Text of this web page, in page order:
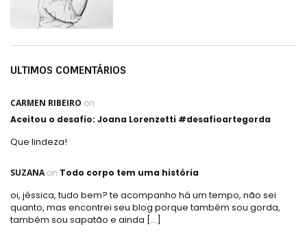
ULTIMOS COMENTÁRIOS
CARMEN RIBEIRO on
Aceitou o desafio: Joana Lorenzetti #desafioartegorda
Que lindeza!
SUZANAon Todo corpo tem uma história
oi, jéssica, tudo bem? te acompanho há um tempo, não sei
quanto, mas encontrei seu blog porque também sou gorda,
também sou sapatão e ainda […]